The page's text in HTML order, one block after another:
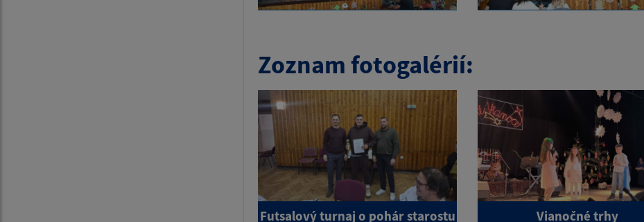
Zoznam fotogalérií:
Futsalový turnaj o pohár starostu Vianočné trhy